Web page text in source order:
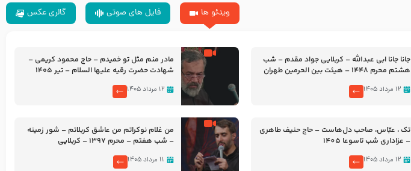
ویدئو ها فایل های صوتی گالری عکس
جانا جانا ابی عبدالله – کربلایی جواد مقدم – شب
هشتم محرم 1448 – هیئت بین الحرمین طهران
۱۲ مرداد ۱۴۰۵
مادر منم مثل تو خمیدم – حاج محمود کریمی –
شهادت حضرت رقیه علیها السلام – تیر ۱۴۰۵
۱۲ مرداد ۱۴۰۵
تک ، عبّاس، صاحب دل‌هاست – حاج حنیف طاهری
– عزاداری شب تاسوعا 1405
۱۲ مرداد ۱۴۰۵
من غلام نوکراتم من عاشق کربلاتم – شور زمینه
– شب هفتم – محرم 1397 – کربلایی
۱۱ مرداد ۱۴۰۵